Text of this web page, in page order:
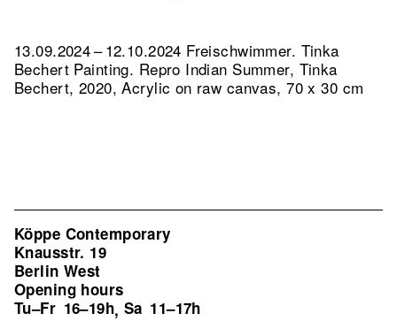
13.09.2024 – 12.10.2024 Freischwimmer. Tinka
Bechert Painting. Repro Indian Summer, Tinka
Bechert, 2020, Acrylic on raw canvas, 70 x 30 cm
Köppe Contemporary
Knausstr. 19
Berlin West
Opening hours
Tu–Fr 16–19h, Sa 11–17h